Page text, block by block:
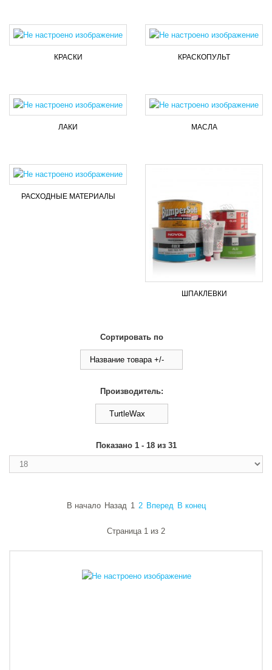
КРАСКИ КРАСКОПУЛЬТ
ЛАКИ МАСЛА
РАСХОДНЫЕ МАТЕРИАЛЫ
ШПАКЛЕВКИ
Сортировать по
Название товара +/-
Производитель:
TurtleWax
Показано 1 - 18 из 31
В начало Назад 1 2 Вперед В конец
Страница 1 из 2